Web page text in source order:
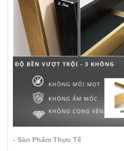
- Sản Phẩm Thực Tế